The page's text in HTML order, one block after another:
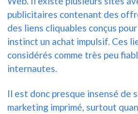
publicitaires contenant des
des liens cliquables conçus
instinct un achat impulsif. Ces
considérés comme très peu
internautes.
Il est donc presque insensé de
marketing imprimé, surtout